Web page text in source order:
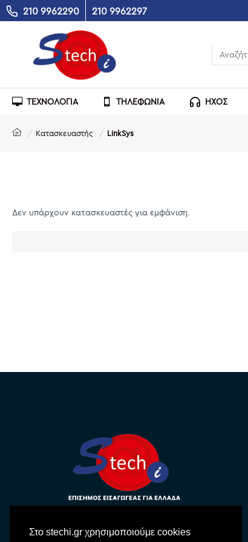
Στο stechi.gr χρησιμοποιούμε cookies
210 9962290 210 9962297
ΤΕΧΝΟΛΟΓΙΑ ΤΗΛΕΦΩΝΙΑ ΗΧΟΣ
Κατασκευαστής LinkSys
Δεν υπάρχουν κατασκευαστές για εμφάνιση.